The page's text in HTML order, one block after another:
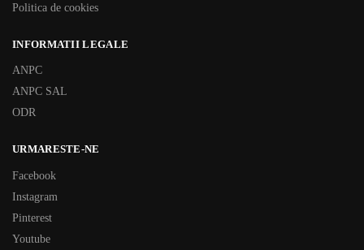
Politica de cookies
INFORMATII LEGALE
ANPC
ANPC SAL
ODR
URMARESTE-NE
Facebook
Instagram
Pinterest
Youtube